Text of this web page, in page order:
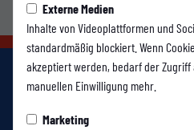
Externe Medien
Inhalte von Videoplattformen und
standardmäßig blockiert. Wenn
akzeptiert werden, bedarf der
manuellen Einwilligung mehr.
Marketing